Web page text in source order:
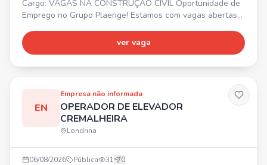
Cargo: VAGAS NA CONSTRUÇÃO CIVIL Oportunidade de
Emprego no Grupo Plaenge! Estamos com vagas abertas
Faça parte da maior construtora do Sul do país!
Encaminhe seu currículo. 📍 Londrina/PR
ver vaga
EN
Empresa não informada
OPERADOR DE ELEVADOR
CREMALHEIRA
Londrina
06/08/2026 Pública 31 0